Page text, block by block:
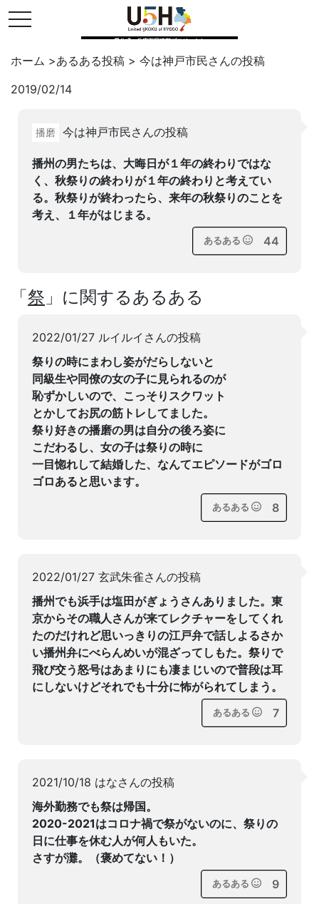
toggle navigation
県公式・兵庫五国連邦プロジェクト
ホーム >あるある投稿 > 今は神戸市民さんの投稿
2019/02/14
播磨 今は神戸市民さんの投稿
播州の男たちは、大晦日が１年の終わりではな
く、秋祭りの終わりが１年の終わりと考えてい
る。秋祭りが終わったら、来年の秋祭りのことを
考え、１年がはじまる。
あるある 44
Twitter
はてブ
「祭 」に関するあるある
2022/01/27 ルイルイさんの投稿
祭りの時にまわし姿がだらしないと
同級生や同僚の女の子に見られるのが
恥ずかしいので、こっそりスクワット
とかしてお尻の筋トレしてました。
祭り好きの播磨の男は自分の後ろ姿に
こだわるし、女の子は祭りの時に
一目惚れして結婚した、なんてエピソードがゴロ
ゴロあると思います。
あるある 8
2022/01/27 玄武朱雀さんの投稿
播州でも浜手は塩田がぎょうさんありました。東
京からその職人さんが来てレクチャーをしてくれ
たのだけれど思いっきりの江戸弁で話しよるさか
い播州弁にべらんめいが混ざってしもた。祭りで
飛び交う怒号はあまりにも凄まじいので普段は耳
にしないけどそれでも十分に怖がられてしまう。
あるある 7
2021/10/18 はなさんの投稿
海外勤務でも祭は帰国。
2020-2021はコロナ禍で祭がないのに、祭りの
日に仕事を休む人が何人もいた。
さすが灘。（褒めてない！）
あるある 9